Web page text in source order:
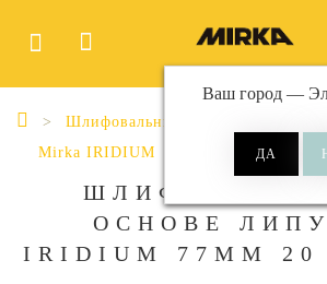
Ваш город —
Шлифовальные материалы
Mirka IRIDIUM
Iridium Ø 77 мм
ШЛИФ МАТ НА
ОСНОВЕ
IRIDIUM 77ММ 20